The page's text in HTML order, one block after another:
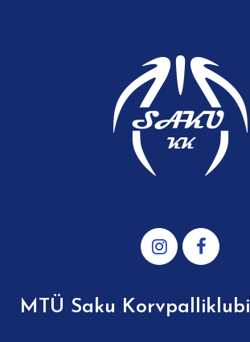
MTÜ Saku Korvpalliklubi